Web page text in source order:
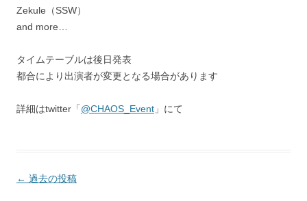
Zekule（SSW）
and more…
タイムテーブルは後日発表
都合により出演者が変更となる場合があります
詳細はtwitter「@CHAOS_Event 」にて
投
← 過去の投稿